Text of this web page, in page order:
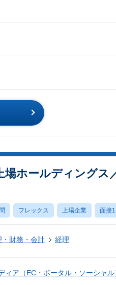
場ホールディングス
フレックス 上場企業 面接1
・財務・会計 経理
ィア（EC・ポータル・ソーシャル